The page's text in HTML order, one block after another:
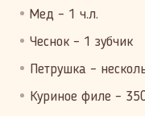
Мед – 1 ч.л.
Чеснок – 1 зубчик
Петрушка –
Куриное филе –